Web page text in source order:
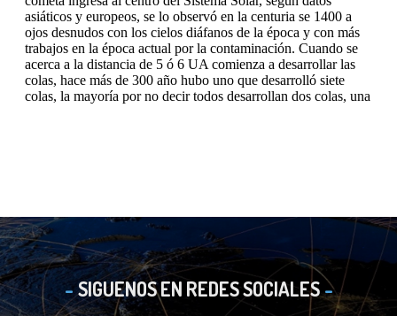
SIGUENOS EN REDES SOCIALES